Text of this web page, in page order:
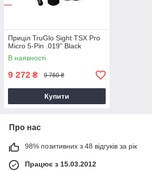
Приціл TruGlo Sight TSX Pro
Micro 5-Pin .019" Black
В наявності
9 272 ₴ 9 760 ₴
Купити
Про нас
98% позитивних з 48 відгуків за рік
Працює з 15.03.2012